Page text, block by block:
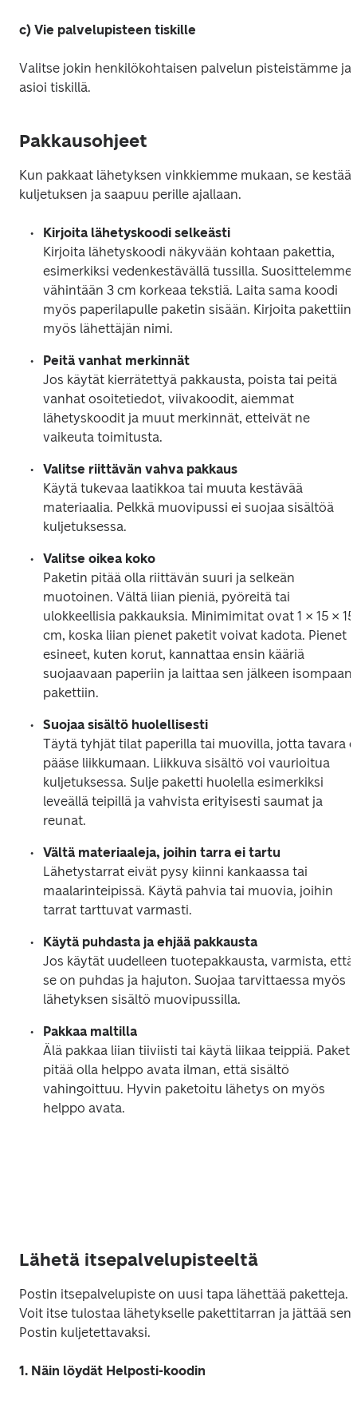
c) Vie palvelupisteen tiskille
Valitse jokin henkilökohtaisen palvelun pisteistämme ja
asioi tiskillä.
Pakkausohjeet
Kun pakkaat lähetyksen vinkkiemme mukaan, se kestää
kuljetuksen ja saapuu perille ajallaan.
Kirjoita lähetyskoodi selkeästi
Kirjoita lähetyskoodi näkyvään kohtaan pakettia,
esimerkiksi vedenkestävällä tussilla. Suosittelemme
vähintään 3 cm korkeaa tekstiä. Laita sama koodi
myös paperilapulle paketin sisään. Kirjoita pakettiin
myös lähettäjän nimi.
Peitä vanhat merkinnät
Jos käytät kierrätettyä pakkausta, poista tai peitä
vanhat osoitetiedot, viivakoodit, aiemmat
lähetyskoodit ja muut merkinnät, etteivät ne
vaikeuta toimitusta.
Valitse riittävän vahva pakkaus
Käytä tukevaa laatikkoa tai muuta kestävää
materiaalia. Pelkkä muovipussi ei suojaa sisältöä
kuljetuksessa.
Valitse oikea koko
Paketin pitää olla riittävän suuri ja selkeän
muotoinen. Vältä liian pieniä, pyöreitä tai
ulokkeellisia pakkauksia. Minimimitat ovat 1 × 15 × 15
cm, koska liian pienet paketit voivat kadota. Pienet
esineet, kuten korut, kannattaa ensin kääriä
suojaavaan paperiin ja laittaa sen jälkeen isompaan
pakettiin.
Suojaa sisältö huolellisesti
Täytä tyhjät tilat paperilla tai muovilla, jotta tavara
pääse liikkumaan. Liikkuva sisältö voi vaurioitua
kuljetuksessa. Sulje paketti huolella esimerkiksi
leveällä teipillä ja vahvista erityisesti saumat ja
reunat.
Vältä materiaaleja, joihin tarra ei tartu
Lähetystarrat eivät pysy kiinni kankaassa tai
maalarinteipissä. Käytä pahvia tai muovia, joihin
tarrat tarttuvat varmasti.
Käytä puhdasta ja ehjää pakkausta
Jos käytät uudelleen tuotepakkausta, varmista, että
se on puhdas ja hajuton. Suojaa tarvittaessa myös
lähetyksen sisältö muovipussilla.
Pakkaa maltilla
Älä pakkaa liian tiiviisti tai käytä liikaa teippiä.
pitää olla helppo avata ilman, että sisältö
vahingoittuu. Hyvin paketoitu lähetys on myös
helppo avata.
Lähetä itsepalvelupisteeltä
Postin itsepalvelupiste on uusi tapa lähettää paketteja.
Voit itse tulostaa lähetykselle pakettitarran ja jättää sen
Postin kuljetettavaksi.
1. Näin löydät Helposti-koodin